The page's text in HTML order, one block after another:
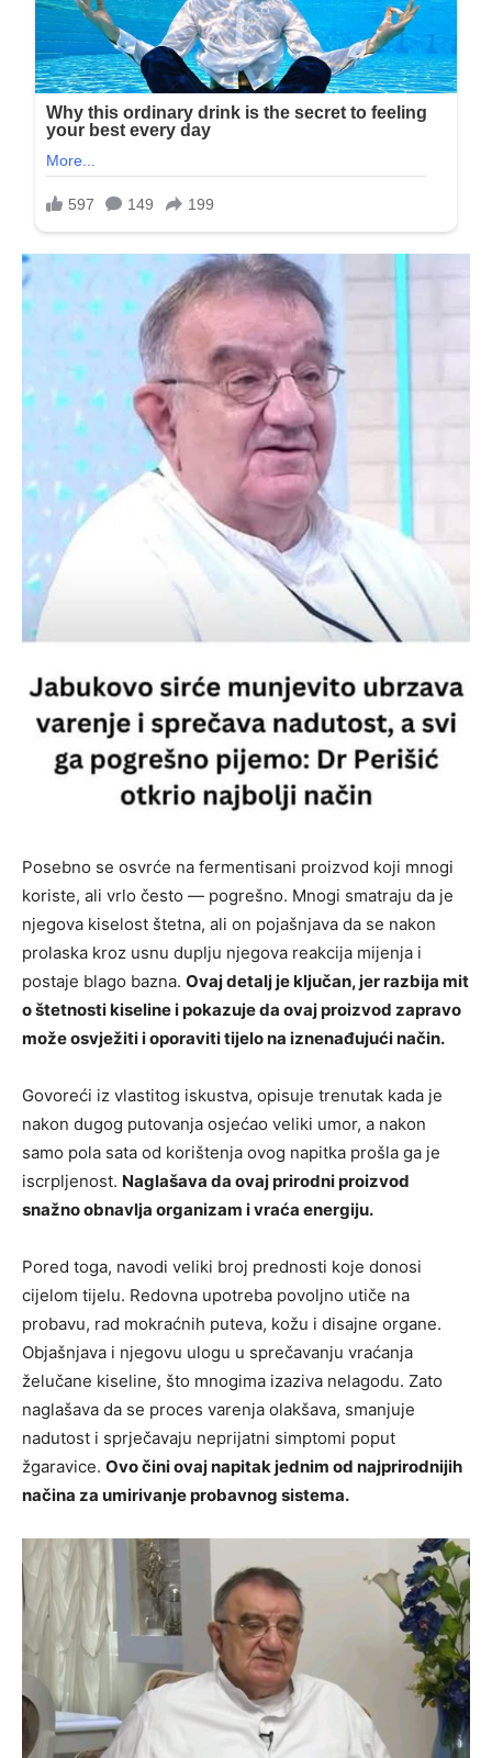
Posebno se osvrće na fermentisani proizvod koji mnogi
koriste, ali vrlo često — pogrešno. Mnogi smatraju da je
njegova kiselost štetna, ali on pojašnjava da se nakon
prolaska kroz usnu duplju njegova reakcija mijenja i
postaje blago bazna. Ovaj detalj je ključan, jer razbija mit
o štetnosti kiseline i pokazuje da ovaj proizvod zapravo
može osvježiti i oporaviti tijelo na iznenađujući način.
Govoreći iz vlastitog iskustva, opisuje trenutak kada je
nakon dugog putovanja osjećao veliki umor, a nakon
samo pola sata od korištenja ovog napitka prošla ga je
iscrpljenost. Naglašava da ovaj prirodni proizvod
snažno obnavlja organizam i vraća energiju.
Pored toga, navodi veliki broj prednosti koje donosi
cijelom tijelu. Redovna upotreba povoljno utiče na
probavu, rad mokraćnih puteva, kožu i disajne organe.
Objašnjava i njegovu ulogu u sprečavanju vraćanja
želučane kiseline, što mnogima izaziva nelagodu. Zato
naglašava da se proces varenja olakšava, smanjuje
nadutost i sprječavaju neprijatni simptomi poput
žgaravice. Ovo čini ovaj napitak jednim od najprirodnijih
načina za umirivanje probavnog sistema.